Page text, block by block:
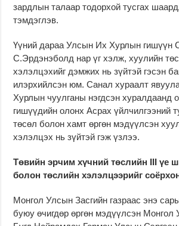
зардлын талаар тодорхой тусгах
тэмдэглэв.
Үүний дараа Улсын Их Хурлын гишүүн
С.Эрдэнэболд нар үг хэлж, хуулийн
хэлэлцэхийг дэмжих нь зүйтэй гэсэн
илэрхийлсэн юм. Санал хураалт
Хурлын чуулганы нэгдсэн хуралдаанд
гишүүдийн олонх Асрах үйлчилгээний
төсөл болон хамт өргөн мэдүүлсэн
хэлэлцэх нь зүйтэй гэж үзлээ.
Төвийн эрчим хүчний төслийн III үе
болон төслийн хэлэлцээрийг
Монгол Улсын Засгийн газраас энэ
буюу өчигдөр өргөн мэдүүлсэн